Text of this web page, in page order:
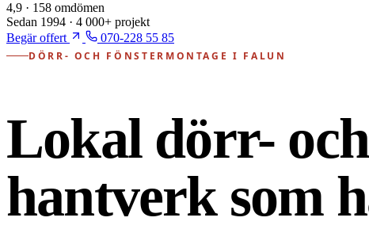
4,9 · 158 omdömen
Sedan 1994 · 4 000+ projekt
Begär offert
070-228 55 85
DÖRR- OCH FÖNSTERMONTAGE I FALUN
Lokal dörr-
hantverk som